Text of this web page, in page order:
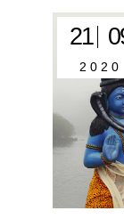
21
2020